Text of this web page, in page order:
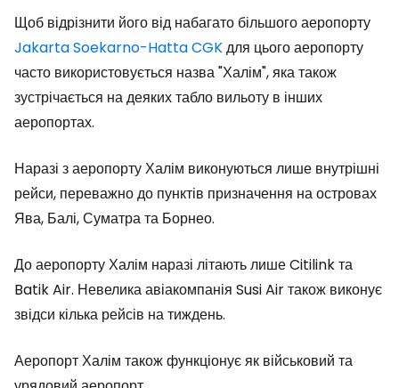
Щоб відрізнити його від набагато більшого аеропорту
Jakarta Soekarno-Hatta CGKдля цього аеропорту
часто використовується назва "Халім", яка також
зустрічається на деяких табло вильоту в інших
аеропортах.
Наразі з аеропорту Халім виконуються лише внутрішні
рейси, переважно до пунктів призначення на островах
Ява, Балі, Суматра та Борнео.
До аеропорту Халім наразі літають лише Citilink та
Batik Air. Невелика авіакомпанія Susi Air також виконує
звідси кілька рейсів на тиждень.
Аеропорт Халім також функціонує як військовий та